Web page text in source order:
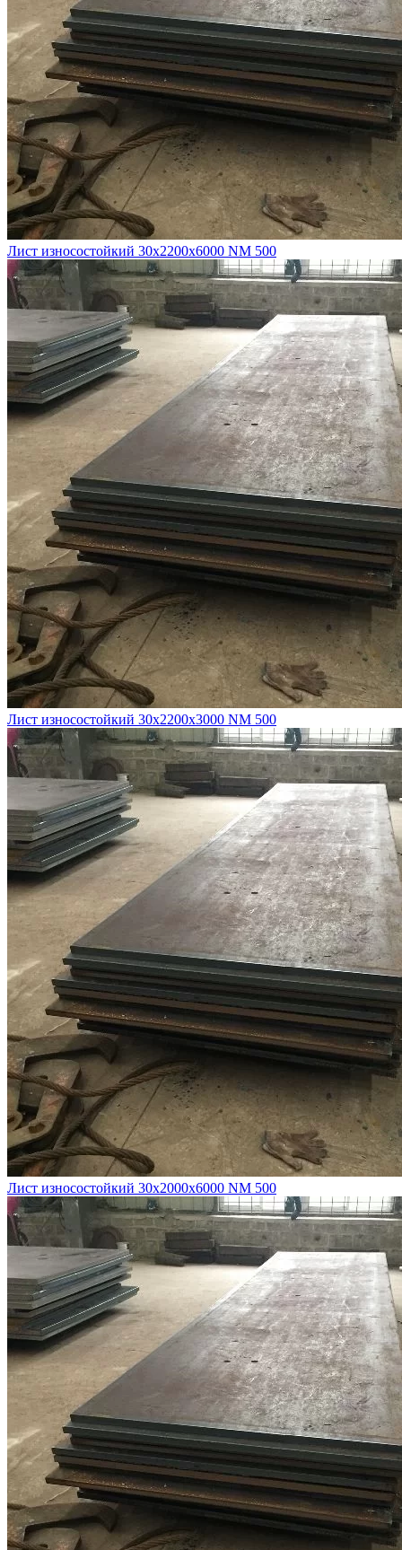
Лист износостойкий 30х2200х6000 NM 500
Лист износостойкий 30х2200х3000 NM 500
Лист износостойкий 30х2000х6000 NM 500